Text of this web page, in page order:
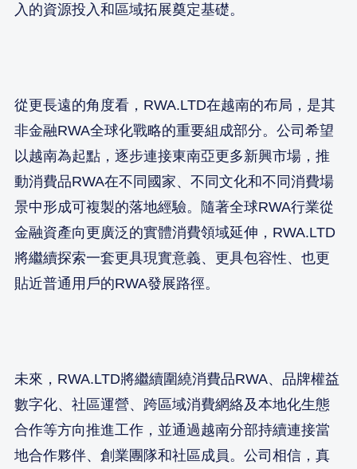
入的資源投入和區域拓展奠定基礎。
從更長遠的角度看，RWA.LTD在越南的布局，是其
非金融RWA全球化戰略的重要組成部分。公司希望
以越南為起點，逐步連接東南亞更多新興市場，推
動消費品RWA在不同國家、不同文化和不同消費場
景中形成可複製的落地經驗。隨著全球RWA行業從
金融資產向更廣泛的實體消費領域延伸，RWA.LTD
將繼續探索一套更具現實意義、更具包容性、也更
貼近普通用戶的RWA發展路徑。
未來，RWA.LTD將繼續圍繞消費品RWA、品牌權益
數字化、社區運營、跨區域消費網絡及本地化生態
合作等方向推進工作，並通過越南分部持續連接當
地合作夥伴、創業團隊和社區成員。公司相信，真